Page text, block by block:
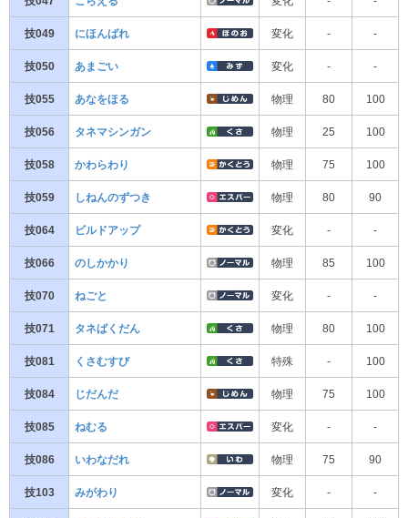
技049 にほんばれ 変化 - -
技050 あまごい 変化 - -
技055 あなをほる 物理 80 100
技056 タネマシンガン 物理 25 100
技058 かわらわり 物理 75 100
技059 しねんのずつき 物理 80 90
技064 ビルドアップ 変化 - -
技066 のしかかり 物理 85 100
技070 ねごと 変化 - -
技071 タネばくだん 物理 80 100
技081 くさむすび 特殊 - 100
技084 じだんだ 物理 75 100
技085 ねむる 変化 - -
技086 いわなだれ 物理 75 90
技103 みがわり 変化 - -